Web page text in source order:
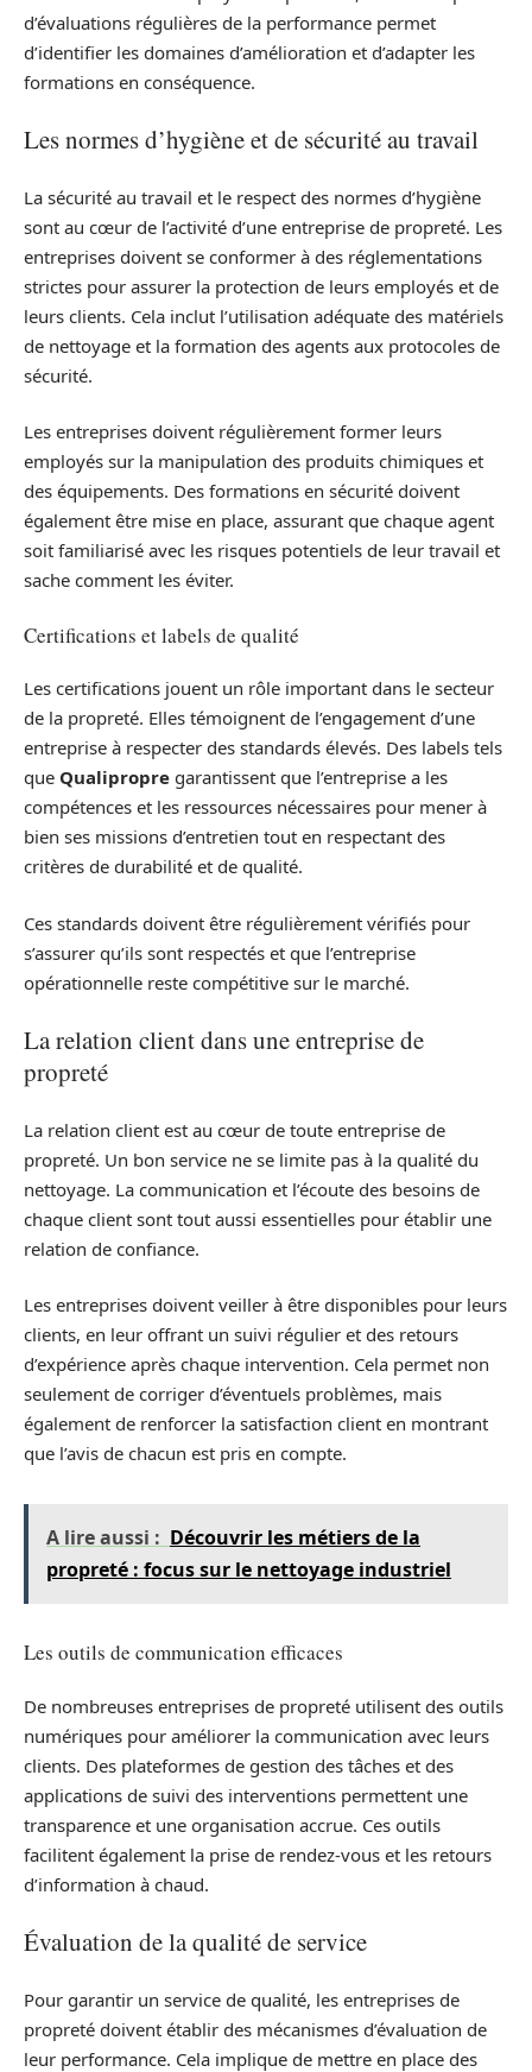
d’évaluations régulières de la performance permet
d’identifier les domaines d’amélioration et d’adapter les
formations en conséquence.
Les normes d’hygiène et de sécurité au travail
La sécurité au travail et le respect des normes d’hygiène
sont au cœur de l’activité d’une entreprise de propreté. Les
entreprises doivent se conformer à des réglementations
strictes pour assurer la protection de leurs employés et de
leurs clients. Cela inclut l’utilisation adéquate des matériels
de nettoyage et la formation des agents aux protocoles de
sécurité.
Les entreprises doivent régulièrement former leurs
employés sur la manipulation des produits chimiques et
des équipements. Des formations en sécurité doivent
également être mise en place, assurant que chaque agent
soit familiarisé avec les risques potentiels de leur travail et
sache comment les éviter.
Certifications et labels de qualité
Les certifications jouent un rôle important dans le secteur
de la propreté. Elles témoignent de l’engagement d’une
entreprise à respecter des standards élevés. Des labels tels
que Qualipropre garantissent que l’entreprise a les
compétences et les ressources nécessaires pour mener à
bien ses missions d’entretien tout en respectant des
critères de durabilité et de qualité.
Ces standards doivent être régulièrement vérifiés pour
s’assurer qu’ils sont respectés et que l’entreprise
opérationnelle reste compétitive sur le marché.
La relation client dans une entreprise de
propreté
La relation client est au cœur de toute entreprise de
propreté. Un bon service ne se limite pas à la qualité du
nettoyage. La communication et l’écoute des besoins de
chaque client sont tout aussi essentielles pour établir une
relation de confiance.
Les entreprises doivent veiller à être disponibles pour leurs
clients, en leur offrant un suivi régulier et des retours
d’expérience après chaque intervention. Cela permet non
seulement de corriger d’éventuels problèmes, mais
également de renforcer la satisfaction client en montrant
que l’avis de chacun est pris en compte.
A lire aussi : Découvrir les métiers de la
propreté : focus sur le nettoyage industriel
Les outils de communication efficaces
De nombreuses entreprises de propreté utilisent des outils
numériques pour améliorer la communication avec leurs
clients. Des plateformes de gestion des tâches et des
applications de suivi des interventions permettent une
transparence et une organisation accrue. Ces outils
facilitent également la prise de rendez-vous et les retours
d’information à chaud.
Évaluation de la qualité de service
Pour garantir un service de qualité, les entreprises de
propreté doivent établir des mécanismes d’évaluation de
leur performance. Cela implique de mettre en place des